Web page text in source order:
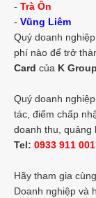
- Trà Ôn
- Vũng Liêm
Quý doanh
phí nào để trở
Card của K Group
Quý doanh
tác, điểm chấp
doanh thu, quảng
Tel: 0933 911 001
Hãy tham gia cùng
Doanh nghiệp và